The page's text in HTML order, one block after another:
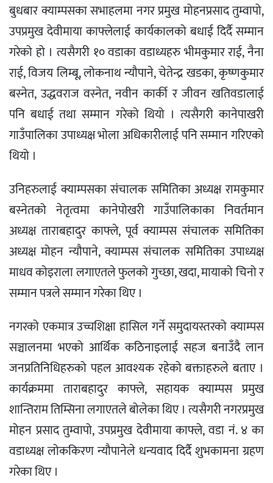
बुधबार क्याम्पसका सभाहलमा नगर प्रमुख मोहनप्रसाद तुम्वापो,
उपप्रमुख देवीमाया काफ्लेलाई कार्यकालको बधाई दिर्दै सम्मान
गरेको हो । त्यसैगरी १० वडाका वडाध्यहरु भीमकुमार राई, नैना
राई, विजय लिम्बू, लोकनाथ न्यौपाने, चेतेन्द्र खडका, कृष्णकुमार
बस्नेत, उद्धवराज वस्नेत, नवीन कार्की र जीवन खतिवडालाई
पनि बधाई तथा सम्मान गरेको थियो । त्यसैगरी कानेपाखरी
गाउँपालिका उपाध्यक्ष भोला अधिकारीलाई पनि सम्मान गरिएको
थियो ।
उनिहरुलाई क्याम्पसका संचालक समितिका अध्यक्ष रामकुमार
बस्नेतको नेतृत्वमा कानेपोखरी गाउँपालिकाका निवर्तमान
अध्यक्ष ताराबहादुर काफ्ले, पूर्व क्याम्पस संचालक समितिका
अध्यक्ष मोहन न्यौपाने, क्याम्पस संचालक समितिका उपाध्यक्ष
माधव कोइराला लगाएतले फुलको गुच्छा, खदा, मायाको चिनो र
सम्मान पत्रले सम्मान गरेका थिए ।
नगरको एकमात्र उच्चशिक्षा हासिल गर्ने समुदायस्तरको क्याम्पस
सञ्चालनमा भएको आर्थिक कठिनाइलाई सहज बनाउँदै लान
जनप्रतिनिधिहरुको पहल आवश्यक रहेको बक्ताहरुले बताए ।
कार्यक्रममा ताराबहादुर काफ्ले, सहायक क्याम्पस प्रमुख
शान्तिराम तिम्सिना लगाएतले बोलेका थिए । त्यसैगरी नगरप्रमुख
मोहन प्रसाद तुम्वापो, उपप्रमुख देवीमाया काफ्ले, वडा नं. ४ का
वडाध्यक्ष लोककिरण न्यौपानेले धन्यवाद दिर्दै शुभकामना ग्रहण
गरेका थिए ।